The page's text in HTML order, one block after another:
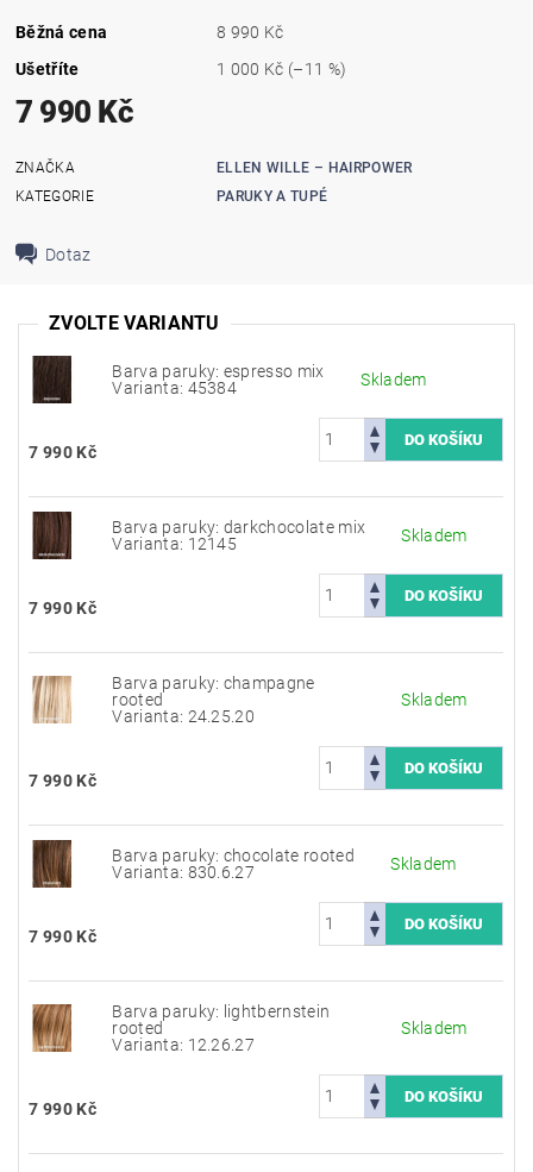
Běžná cena
8 990 Kč
Ušetříte
1 000 Kč (–11 %)
7 990 Kč
ZNAČKA
ELLEN WILLE – HAIRPOWER
KATEGORIE
PARUKY A TUPÉ
Dotaz
ZVOLTE VARIANTU
Barva paruky: espresso mix
Varianta: 45384
Skladem
7 990 Kč
Barva paruky: darkchocolate mix
Varianta: 12145
Skladem
7 990 Kč
Barva paruky: champagne
rooted
Varianta: 24.25.20
Skladem
7 990 Kč
Barva paruky: chocolate rooted
Varianta: 830.6.27
Skladem
7 990 Kč
Barva paruky: lightbernstein
rooted
Varianta: 12.26.27
Skladem
7 990 Kč